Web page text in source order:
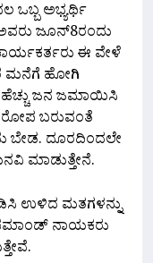
ಒಬ್ಬ ಅಭ್ಯರ್ಥಿ
ಜೂನ್8ರಂದು
ಈ ವೇಳೆ
ಮನೆಗೆ ಹೋಗಿ
ಹೆಚ್ಚು ಜನ ಜಮಾಯಿಸಿ
ಬರುವಂತೆ
ಬೇಡ. ದೂರದಿಂದಲೇ
ಮಾಡುತ್ತೇನೆ.
ಉಳಿದ ಮತಗಳನ್ನು
ನಾಯಕರು